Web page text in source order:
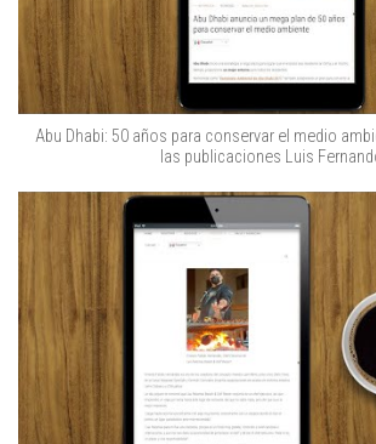
Abu Dhabi: 50 años para conservar el medio
las publicaciones Luis